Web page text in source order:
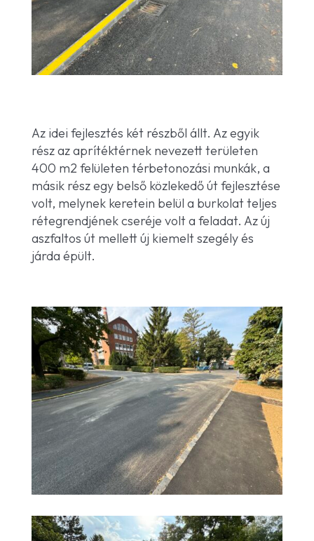
Az idei fejlesztés két részből állt. Az egyik
rész az aprítéktérnek nevezett területen
400 m2 felületen térbetonozási munkák, a
másik rész egy belső közlekedő út fejlesztése
volt, melynek keretein belül a burkolat teljes
rétegrendjének cseréje volt a feladat. Az új
aszfaltos út mellett új kiemelt szegély és
járda épült.